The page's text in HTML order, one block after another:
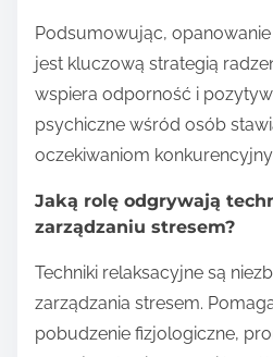
Podsumowując,
jest kluczową strategią
wspiera odporność i
psychiczne wśród osób
oczekiwaniom
Jaką rolę odgrywają
zarządzaniu stresem?
Techniki relaksacyjne są
zarządzania stresem.
pobudzenie fizjologiczne,